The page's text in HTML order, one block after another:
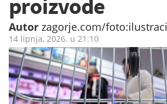
proizvode
Autor zagorje.com/
14 lipnja, 2026. u 21:10